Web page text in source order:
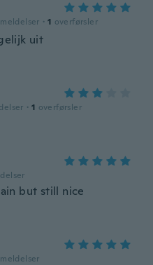
· 1 overførsler
uit
· 1 overførsler
but still nice